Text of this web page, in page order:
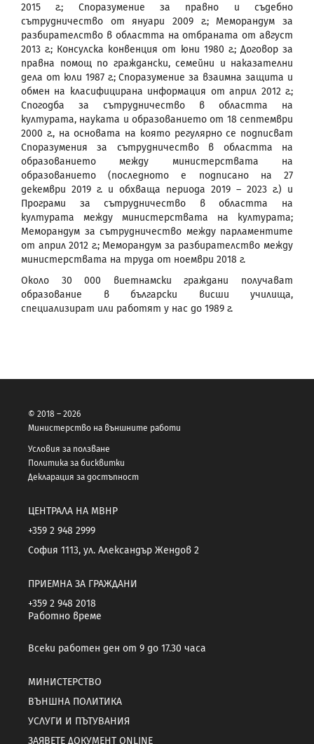
2015 г.; Споразумение за правно и съдебно
сътрудничество от януари 2009 г.; Меморандум за
разбирателство в областта на отбраната от август
2013 г.; Консулска конвенция от юни 1980 г.; Договор за
правна помощ по граждански, семейни и наказателни
дела от юли 1987 г.; Споразумение за взаимна защита и
обмен на класифицирана информация от април 2012 г.;
Спогодба за сътрудничество в областта на
културата, науката и образованието от 18 септември
2000 г., на основата на която регулярно се подписват
Споразумения за сътрудничество в областта на
образованието между министерствата на
образованието (последното е подписано на 27
декември 2019 г. и обхваща периода 2019 – 2023 г.) и
Програми за сътрудничество в областта на
културата между министерствата на културата;
Меморандум за сътрудничество между парламентите
от април 2012 г.; Меморандум за разбирателство между
министерствата на труда от ноември 2018 г.
Около 30 000 виетнамски граждани получават
образование в български висши училища,
специализират или работят у нас до 1989 г.
© 2018 – 2026
Министерство на външните работи
Условия за ползване
Политика за бисквитки
Декларация за достъпност
ЦЕНТРАЛА НА МВНР
+359 2 948 2999
София 1113, ул. Александър Жендов 2
ПРИЕМНА ЗА ГРАЖДАНИ
+359 2 948 2018
Работно време
Всеки работен ден от 9 до 17.30 часа
МИНИСТЕРСТВО
ВЪНШНА ПОЛИТИКА
УСЛУГИ И ПЪТУВАНИЯ
ЗАЯВЕТЕ ДОКУМЕНТ ONLINE